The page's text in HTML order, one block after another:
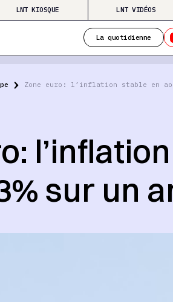
LNT KIOSQUE LNT VIDÉOS
La quotidienne
Zone euro: l’inflation stable en
sur un